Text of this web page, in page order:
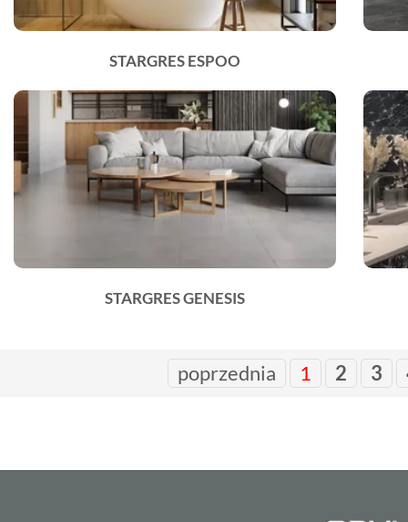
STARGRES ESPOO
STARGRES GENESIS
poprzednia 1 2 3